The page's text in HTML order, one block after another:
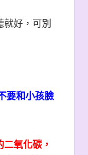
好，可別
要和小孩臉
氧化碳，